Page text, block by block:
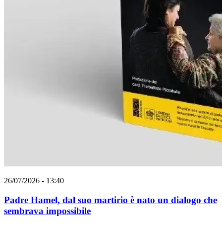
26/07/2026 - 13:40
Padre Hamel, dal suo martirio è nato un dialogo che
sembrava impossibile